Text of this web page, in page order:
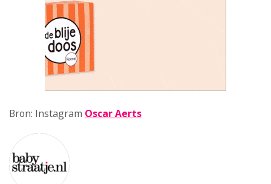
Bron: Instagram Oscar Aerts